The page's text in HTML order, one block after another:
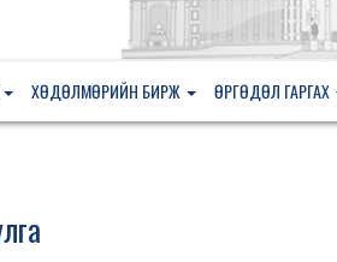
ХӨДӨЛМӨРИЙН БИРЖ ӨРГӨДӨЛ ГАРГАХ